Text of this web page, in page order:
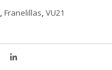
, Franelillas, VU21